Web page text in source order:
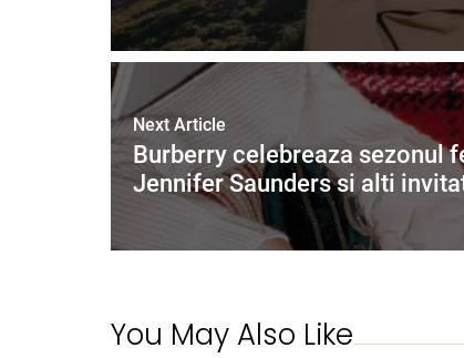
Next Article
Burberry celebreaza sezonul
Jennifer Saunders si alti
You May Also Like